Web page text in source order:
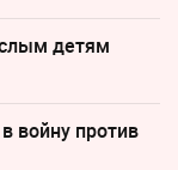
детям
войну против